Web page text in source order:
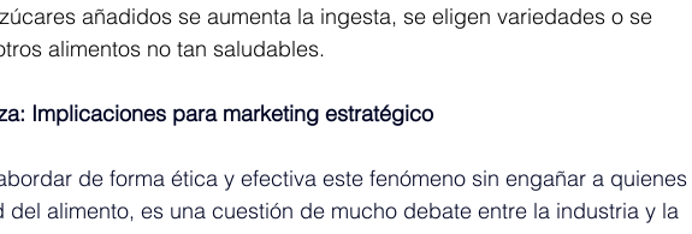
añadidos se aumenta la ingesta, se eligen variedades o se
alimentos no tan saludables.
Implicaciones para marketing estratégico
de forma ética y efectiva este fenómeno sin engañar a quienes
del alimento, es una cuestión de mucho debate entre la industria y la